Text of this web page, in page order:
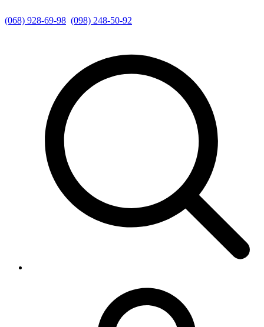
(068) 928-69-98 (098) 248-50-92